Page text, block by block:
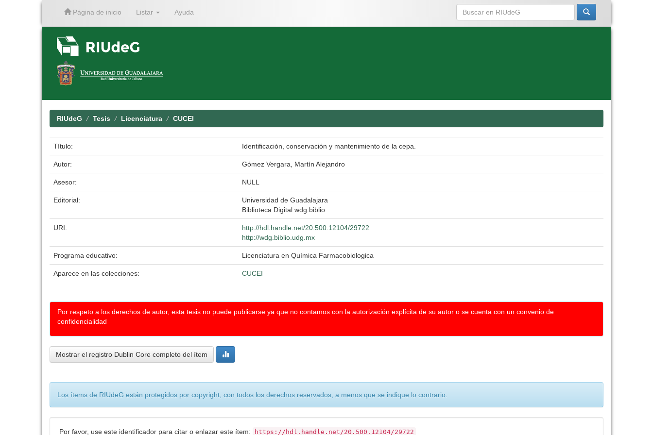
Página de inicio Listar Ayuda
RIUdeG Tesis Licenciatura CUCEI
Título: Identificación, conservación y mantenimiento de la cepa.
Autor: Gómez Vergara, Martín Alejandro
Asesor: NULL
Editorial:
Universidad de Guadalajara
Biblioteca Digital wdg.biblio
URI:
http://hdl.handle.net/20.500.12104/29722
http://wdg.biblio.udg.mx
Programa educativo: Licenciatura en Química Farmacobiologica
Aparece en las colecciones: CUCEI
Por respeto a los derechos de autor, esta tesis no puede publicarse ya que no contamos con la autorización explícita de su autor o se cuenta con un convenio de
confidencialidad
Mostrar el registro Dublin Core completo del ítem
Los ítems de RIUdeG están protegidos por copyright, con todos los derechos reservados, a menos que se indique lo contrario.
Por favor, use este identificador para citar o enlazar este ítem: https://hdl.handle.net/20.500.12104/29722